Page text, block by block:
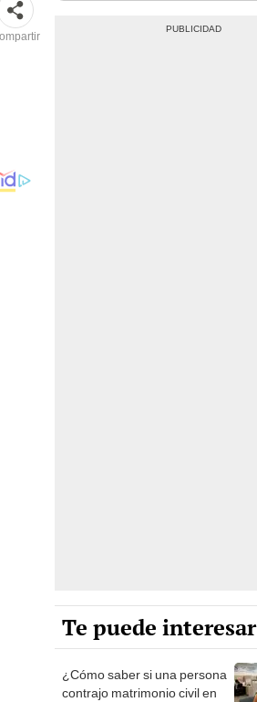
Te puede interesar
¿Cómo saber si una persona
contrajo matrimonio civil en